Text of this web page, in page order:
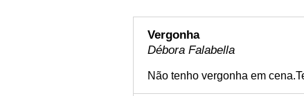
Vergonha
Débora Falabella
Não tenho vergonha em